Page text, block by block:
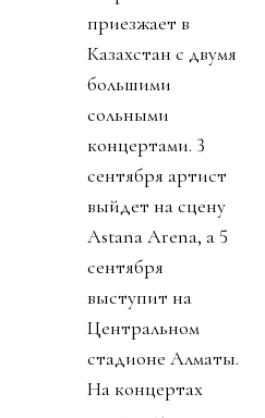
приезжает в
Казахстан с двумя
большими
сольными
концертами. 3
сентября артист
выйдет на сцену
Astana Arena, а 5
сентября
выступит на
Центральном
стадионе Алматы.
На концертах